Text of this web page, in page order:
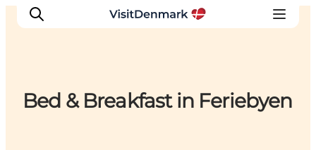
Bed & Breakfast in Feriebyen